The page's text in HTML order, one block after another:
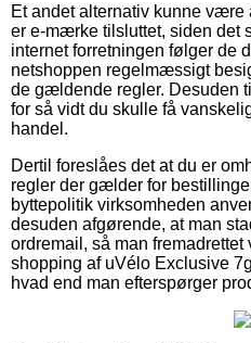
Et andet alternativ kunne være
er e-mærke tilsluttet, siden det
internet forretningen følger de
netshoppen regelmæssigt
de gældende regler. Desuden
for så vidt du skulle få
handel.
Dertil foreslåes det at du er
regler der gælder for
byttepolitik virksomheden
desuden afgørende, at man
ordremail, så man
shopping af uVélo Exclusive
hvad end man efterspørger